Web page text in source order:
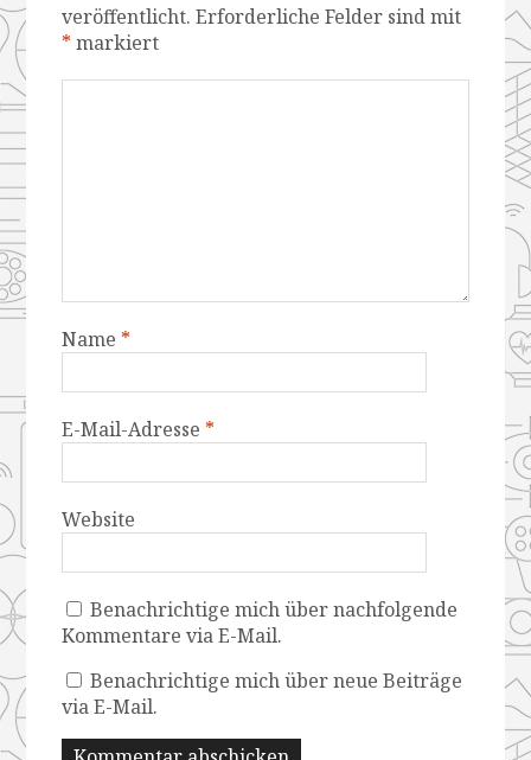
veröffentlicht. Erforderliche Felder sind mit
* markiert
Name *
E-Mail-Adresse *
Website
Benachrichtige mich über nachfolgende
Kommentare via E-Mail.
Benachrichtige mich über neue Beiträge
via E-Mail.